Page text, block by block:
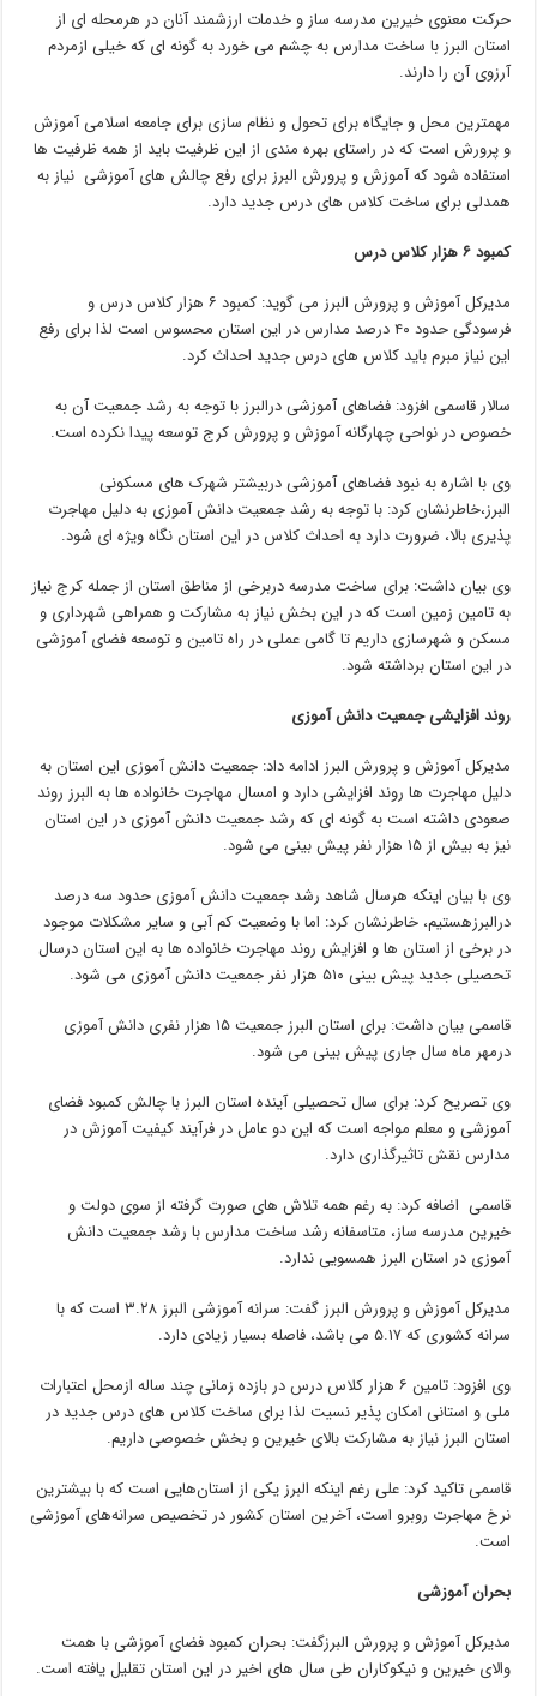
حرکت معنوی خیرین مدرسه ساز و خدمات ارزشمند آنان در هرمحله ای از
استان البرز با ساخت مدارس به چشم می خورد به گونه ای که خیلی ازمردم
آرزوی آن را دارند.
مهمترین محل و جایگاه برای تحول و نظام سازی برای جامعه اسلامی آموزش
و پرورش است که در راستای بهره مندی از این ظرفیت باید از همه ظرفیت ها
استفاده شود که آموزش و پرورش البرز برای رفع چالش های آموزشی نیاز به
همدلی برای ساخت کلاس های درس جدید دارد.
کمبود ۶ هزار کلاس درس
مدیرکل آموزش و پرورش البرز می گوید: کمبود ۶ هزار کلاس درس و
فرسودگی حدود ۴۰ درصد مدارس در این استان محسوس است لذا برای رفع
این نیاز مبرم باید کلاس های درس جدید احداث کرد.
سالار قاسمی افزود: فضاهای آموزشی درالبرز با توجه به رشد جمعیت آن به
خصوص در نواحی چهارگانه آموزش و پرورش کرج توسعه پیدا نکرده است.
وی با اشاره به نبود فضاهای آموزشی دربیشتر شهرک های مسکونی
البرز،خاطرنشان کرد: با توجه به رشد جمعیت دانش آموزی به دلیل مهاجرت
پذیری بالا، ضرورت دارد به احداث کلاس در این استان نگاه ویژه ای شود.
وی بیان داشت: برای ساخت مدرسه دربرخی از مناطق استان از جمله کرج نیاز
به تامین زمین است که در این بخش نیاز به مشارکت و همراهی شهرداری و
مسکن و شهرسازی داریم تا گامی عملی در راه تامین و توسعه فضای آموزشی
در این استان برداشته شود.
روند افزایشی جمعیت دانش آموزی
مدیرکل آموزش و پرورش البرز ادامه داد: جمعیت دانش آموزی این استان به
دلیل مهاجرت ها روند افزایشی دارد و امسال مهاجرت خانواده ها به البرز روند
صعودی داشته است به گونه ای که رشد جمعیت دانش آموزی در این استان
نیز به بیش از ۱۵ هزار نفر پیش بینی می شود.
وی با بیان اینکه هرسال شاهد رشد جمعیت دانش آموزی حدود سه درصد
درالبرزهستیم، خاطرنشان کرد: اما با وضعیت کم آبی و سایر مشکلات موجود
در برخی از استان ها و افزایش روند مهاجرت خانواده ها به این استان درسال
تحصیلی جدید پیش بینی ۵۱۰ هزار نفر جمعیت دانش آموزی می شود.
قاسمی بیان داشت: برای استان البرز جمعیت ۱۵ هزار نفری دانش آموزی
درمهر ماه سال جاری پیش بینی می شود.
وی تصریح کرد: برای سال تحصیلی آینده استان البرز با چالش کمبود فضای
آموزشی و معلم مواجه است که این دو عامل در فرآیند کیفیت آموزش در
مدارس نقش تاثیرگذاری دارد.
قاسمی اضافه کرد: به رغم همه تلاش های صورت گرفته از سوی دولت و
خیرین مدرسه ساز، متاسفانه رشد ساخت مدارس با رشد جمعیت دانش
آموزی در استان البرز همسویی ندارد.
مدیرکل آموزش و پرورش البرز گفت: سرانه آموزشی البرز ۳.۲۸ است که با
سرانه کشوری که ۵.۱۷ می باشد، فاصله بسیار زیادی دارد.
وی افزود: تامین ۶ هزار کلاس درس در بازده زمانی چند ساله ازمحل اعتبارات
ملی و استانی امکان پذیر نسیت لذا برای ساخت کلاس های درس جدید در
استان البرز نیاز به مشارکت بالای خیرین و بخش خصوصی داریم.
قاسمی تاکید کرد: علی رغم اینکه البرز یکی از استان‌هایی است که با بیشترین
نرخ مهاجرت روبرو است، آخرین استان کشور در تخصیص سرانه‌های آموزشی
است.
بحران آموزشی
مدیرکل آموزش و پرورش البرزگفت: بحران کمبود فضای آموزشی با همت
والای خیرین و نیکوکاران طی سال های اخیر در این استان تقلیل یافته است.